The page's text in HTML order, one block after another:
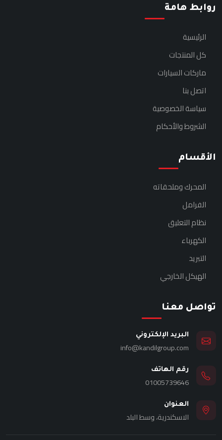
روابط هامة
الرئيسية
كل المنتجات
ماركات السيارات
اتصل بنا
سياسة الخصوصية
الشروط والأحكام
الأقسام
المحرك وملحقاته
الفرامل
نظام التعليق
الكهرباء
التبريد
الهيكل الخارجي
تواصل معنا
البريد الإلكتروني
info@kandilgroup.com
رقم الهاتف
01005739646
العنوان
الاسكندرية، وسط البلد